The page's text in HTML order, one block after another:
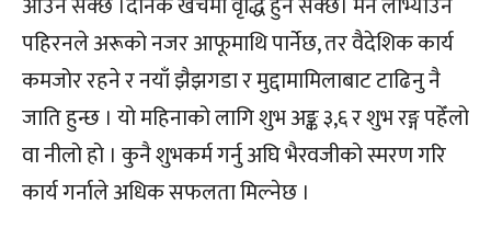
पहिरनले अरूको नजर आफूमाथि पार्नेछ, तर वैदेशिक कार्य
कमजोर रहने र नयाँ झैझगडा र मुद्दामामिलाबाट टाढिनु नै
जाति हुन्छ । यो महिनाको लागि शुभ अङ्क ३,६ र शुभ रङ्ग पहेँलो
वा नीलो हो । कुनै शुभकर्म गर्नु अघि भैरवजीको स्मरण गरि
कार्य गर्नाले अधिक सफलता मिल्नेछ ।